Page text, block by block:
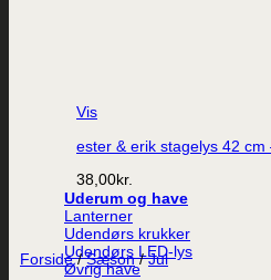
Vis
ester & erik stagelys 42
38,00kr.
Uderum og have
Lanterner
Udendørs krukker
Udendørs LED-lys
Øvrig have
Forside / Sæson / Jul